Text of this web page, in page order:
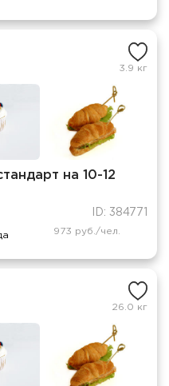
3.9 кг
на 10-12
ID: 384771
973 руб./чел.
26.0 кг